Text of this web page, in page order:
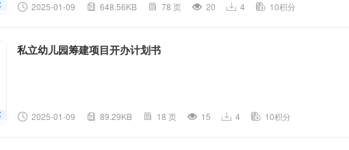
2025-01-09 648.56KB 78 页 20 4 10积分
私立幼儿园筹建项目开办计划书
2025-01-09 89.29KB 18 页 15 4 10积分